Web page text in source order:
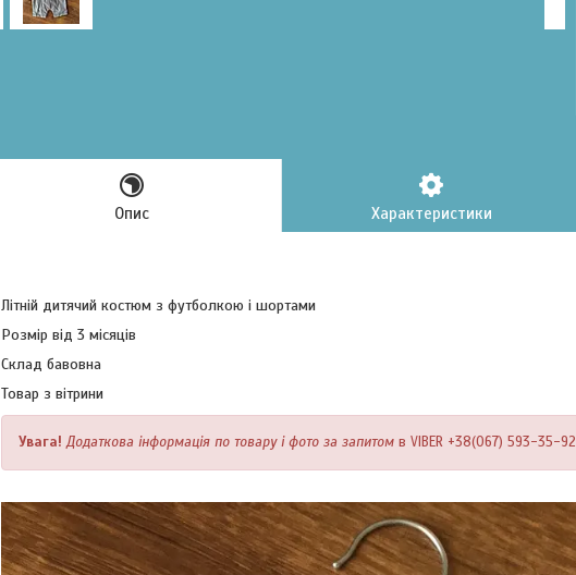
Опис Характеристики
Літній дитячий костюм з футболкою і шортами
Розмір від 3 місяців
Склад бавовна
Товар з вітрини
Увага! Додаткова інформація по товару і фото за запитом в VIBER +38(067) 593-35-92